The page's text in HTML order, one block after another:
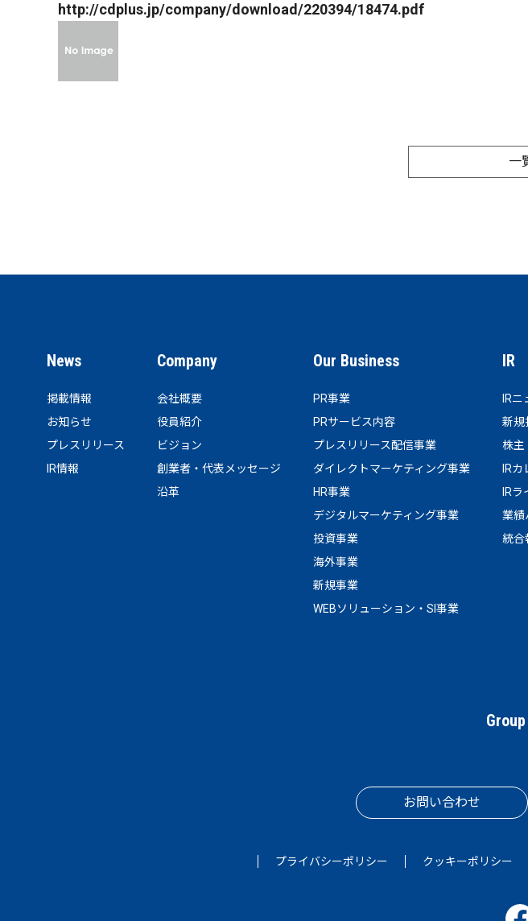
http://cdplus.jp/company/download/220394/18474.pdf
一
News
掲載情報
お知らせ
プレスリリース
IR情報
Company
会社概要
役員紹介
ビジョン
創業者・代表メッセージ
沿革
Our Business
PR事業
PRサービス内容
プレスリリース配信事業
ダイレクトマーケティング事業
HR事業
デジタルマーケティング事業
投資事業
海外事業
新規事業
WEBソリューション・SI事業
IR
IRニ
新規
株主
IR
IR
業績
統合
お問い合わせ
プライバシーポリシー クッキーポリシー